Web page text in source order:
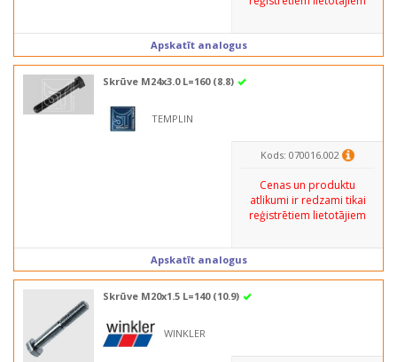
Apskatīt analogus
Skrūve M24x3.0 L=160 (8.8)
TEMPLIN
Kods: 070016.002
Cenas un produktu
atlikumi ir redzami tikai
reģistrētiem lietotājiem
Apskatīt analogus
Skrūve M20x1.5 L=140 (10.9)
WINKLER